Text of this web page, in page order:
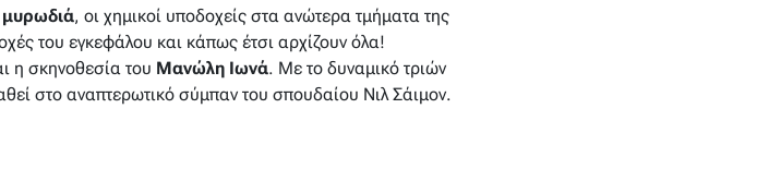
μυρωδιά, οι χημικοί υποδοχείς στα ανώτερα τμήματα της
του εγκεφάλου και κάπως έτσι αρχίζουν όλα!
η σκηνοθεσία του Μανώλη Ιωνά. Με το δυναμικό τριών
στο αναπτερωτικό σύμπαν του σπουδαίου Νιλ Σάιμον.